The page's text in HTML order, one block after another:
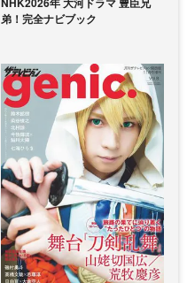
弟！完全ナビブック